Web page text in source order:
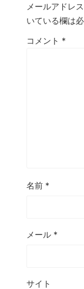
メールアドレ
いている欄は
コメント *
名前 *
メール *
サイト